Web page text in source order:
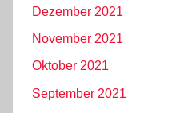
Dezember 2021
November 2021
Oktober 2021
September 2021